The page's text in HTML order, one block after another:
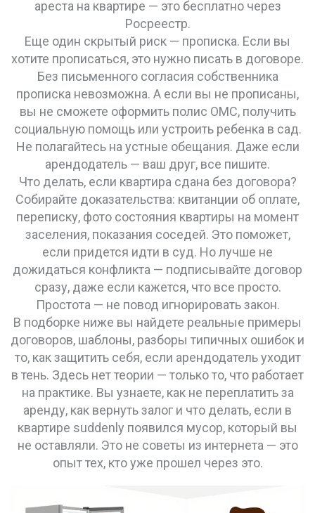
ареста на квартире — это бесплатно через
Росреестр.
Еще один скрытый риск — прописка. Если вы
хотите прописаться, это нужно писать в договоре.
Без письменного согласия собственника
прописка невозможна. А если вы не прописаны,
вы не сможете оформить полис ОМС, получить
социальную помощь или устроить ребенка в сад.
Не полагайтесь на устные обещания. Даже если
арендодатель — ваш друг, все пишите.
Что делать, если квартира сдана без договора?
Собирайте доказательства: квитанции об оплате,
переписку, фото состояния квартиры на момент
заселения, показания соседей. Это поможет,
если придется идти в суд. Но лучше не
дожидаться конфликта — подписывайте договор
сразу, даже если кажется, что все просто.
Простота — не повод игнорировать закон.
В подборке ниже вы найдете реальные примеры
договоров, шаблоны, разборы типичных ошибок и
то, как защитить себя, если арендодатель уходит
в тень. Здесь нет теории — только то, что работает
на практике. Вы узнаете, как не переплатить за
аренду, как вернуть залог и что делать, если в
квартире suddenly появился мусор, который вы
не оставляли. Это не советы из интернета — это
опыт тех, кто уже прошел через это.